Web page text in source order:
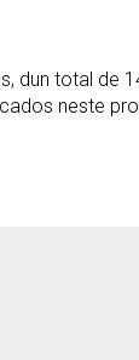
dun total
neste